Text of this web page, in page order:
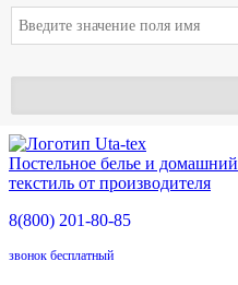
О компании
Каталог
Доставка
О продукции
Постельное белье и домашний
текстиль от производителя
8(800) 201-80-85
звонок бесплатный